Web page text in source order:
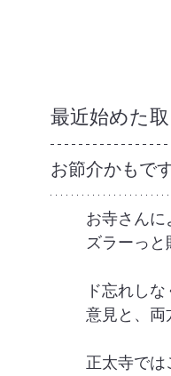
最近始めた
お節介かもで
お寺さんに
ズラーっと
ド忘れし
意見と、両
正太寺で